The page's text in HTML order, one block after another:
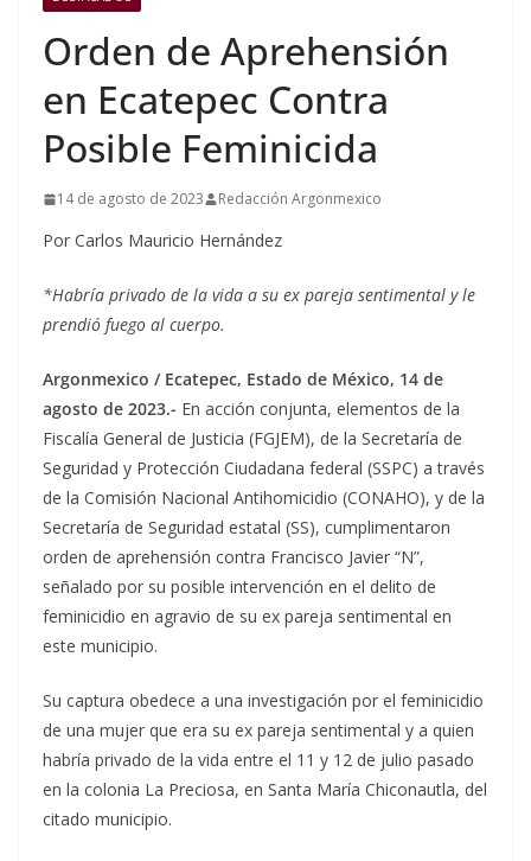
Orden de Aprehensión
en Ecatepec Contra
Posible Feminicida
14 de agosto de 2023 Redacción Argonmexico
Por Carlos Mauricio Hernández
*Habría privado de la vida a su ex pareja sentimental y le
prendió fuego al cuerpo.
Argonmexico / Ecatepec, Estado de México, 14 de
agosto de 2023.- En acción conjunta, elementos de la
Fiscalía General de Justicia (FGJEM), de la Secretaría de
Seguridad y Protección Ciudadana federal (SSPC) a través
de la Comisión Nacional Antihomicidio (CONAHO), y de la
Secretaría de Seguridad estatal (SS), cumplimentaron
orden de aprehensión contra Francisco Javier “N”,
señalado por su posible intervención en el delito de
feminicidio en agravio de su ex pareja sentimental en
este municipio.
Su captura obedece a una investigación por el feminicidio
de una mujer que era su ex pareja sentimental y a quien
habría privado de la vida entre el 11 y 12 de julio pasado
en la colonia La Preciosa, en Santa María Chiconautla, del
citado municipio.